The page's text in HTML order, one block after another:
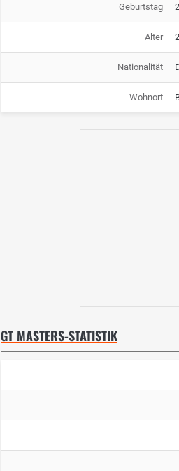
Geburtstag
Alter
Nationalität
Wohnort
GT MASTERS-STATISTIK